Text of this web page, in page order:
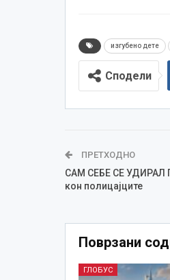
изгубено дете
Сподели
ПРЕТХОДНО
САМ СЕБЕ СЕ УДИРАЛ
кон полицајците
Поврзани
ГЛОБУС